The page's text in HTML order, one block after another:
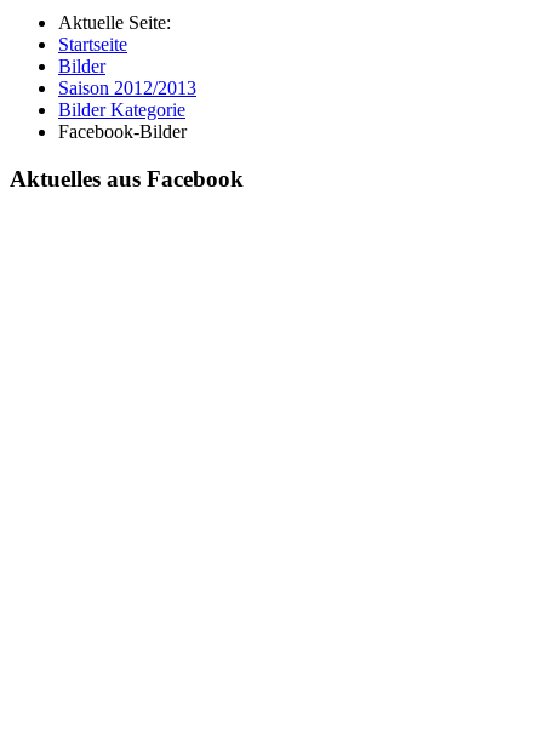
Aktuelle Seite:
Startseite
Bilder
Saison 2012/2013
Bilder Kategorie
Facebook-Bilder
Aktuelles aus Facebook